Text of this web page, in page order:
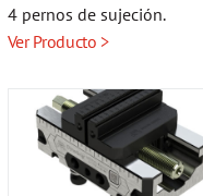
4 pernos de sujeción.
Ver Producto >